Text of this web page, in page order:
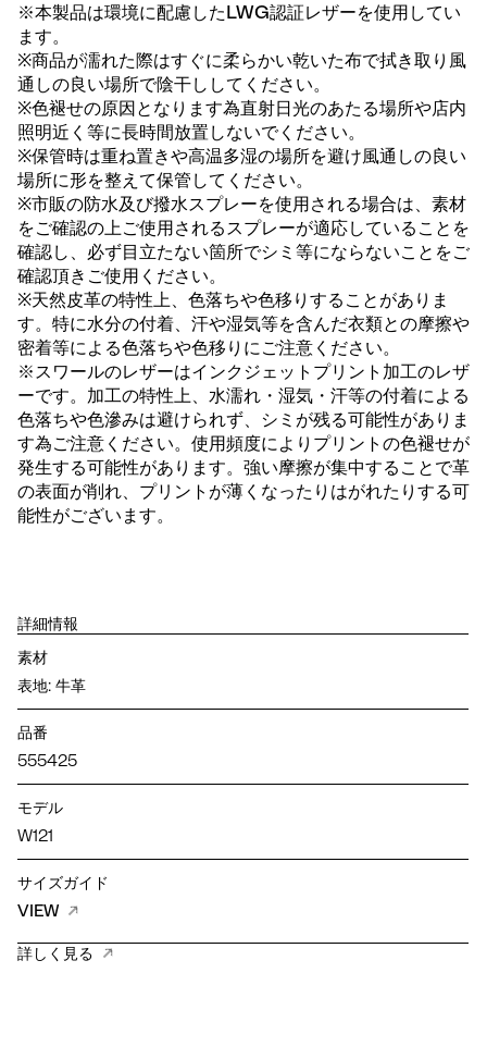
※本製品は環境に配慮したLWG認証レザーを使用してい
ます。
※商品が濡れた際はすぐに柔らかい乾いた布で拭き取り風
通しの良い場所で陰干ししてください。
※色褪せの原因となります為直射日光のあたる場所や店内
照明近く等に長時間放置しないでください。
※保管時は重ね置きや高温多湿の場所を避け風通しの良い
場所に形を整えて保管してください。
※市販の防水及び撥水スプレーを使用される場合は、素材
をご確認の上ご使用されるスプレーが適応していることを
確認し、必ず目立たない箇所でシミ等にならないことをご
確認頂きご使用ください。
※天然皮革の特性上、色落ちや色移りすることがありま
す。特に水分の付着、汗や湿気等を含んだ衣類との摩擦や
密着等による色落ちや色移りにご注意ください。
※スワールのレザーはインクジェットプリント加工のレザ
ーです。加工の特性上、水濡れ・湿気・汗等の付着による
色落ちや色滲みは避けられず、シミが残る可能性がありま
す為ご注意ください。使用頻度によりプリントの色褪せが
発生する可能性があります。強い摩擦が集中することで革
の表面が削れ、プリントが薄くなったりはがれたりする可
能性がございます。
詳細情報
素材
表地: 牛革
品番
555425
モデル
W121
サイズガイド
VIEW
詳しく見る